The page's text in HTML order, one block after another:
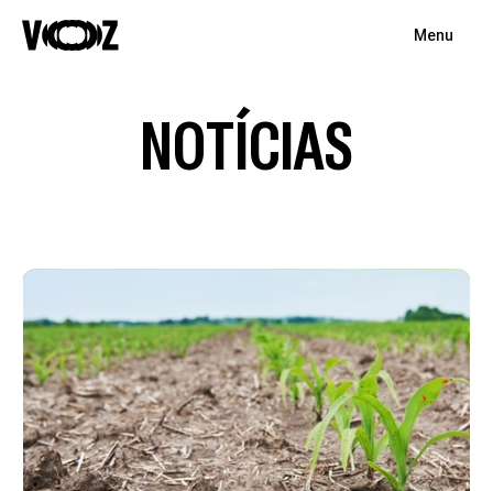
Menu
NOTÍCIAS